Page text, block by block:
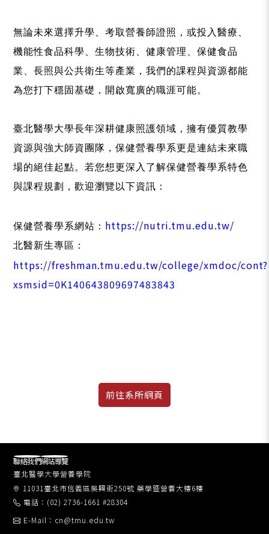
無論未來選擇升學、考取營養師證照，或投入醫療、
機能性食品科學、生物技術、健康管理、保健食品
業、長照與公共衛生等產業，我們的課程與資源都能
為您打下穩固基礎，開啟寬廣的職涯可能。
臺北醫學大學長年深耕健康照護領域，擁有優質教學
資源與強大師資團隊，保健營養學系更是連結未來職
場的絕佳起點。若您想更深入了解保健營養學系特色
與課程規劃，歡迎瀏覽以下資訊：
保健營養學系網站： https://nutri.tmu.edu.tw/
北醫新生專區：
https://freshman.tmu.edu.tw/college/xmdoc/cont?
xsmsid=0K140643809697483843
臺北醫學大學營養學院
11031臺北市信義區吳興街250號 藥學暨營養大樓6樓
電話：(02) 2736-1661 #28304
E-Mail：cn@tmu.edu.tw
聯絡我們網站導覽